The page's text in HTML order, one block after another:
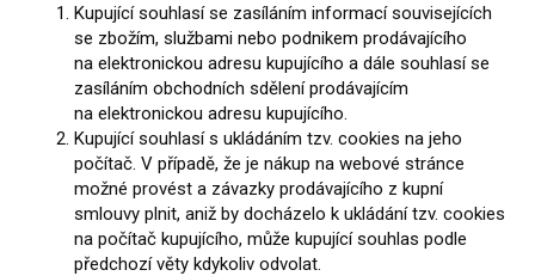
Kupující souhlasí se zasíláním informací souvisejících
se zbožím, službami nebo podnikem prodávajícího
na elektronickou adresu kupujícího a dále souhlasí se
zasíláním obchodních sdělení prodávajícím
na elektronickou adresu kupujícího.
Kupující souhlasí s ukládáním tzv. cookies na jeho
počítač. V případě, že je nákup na webové stránce
možné provést a závazky prodávajícího z kupní
smlouvy plnit, aniž by docházelo k ukládání tzv. cookies
na počítač kupujícího, může kupující souhlas podle
předchozí věty kdykoliv odvolat.